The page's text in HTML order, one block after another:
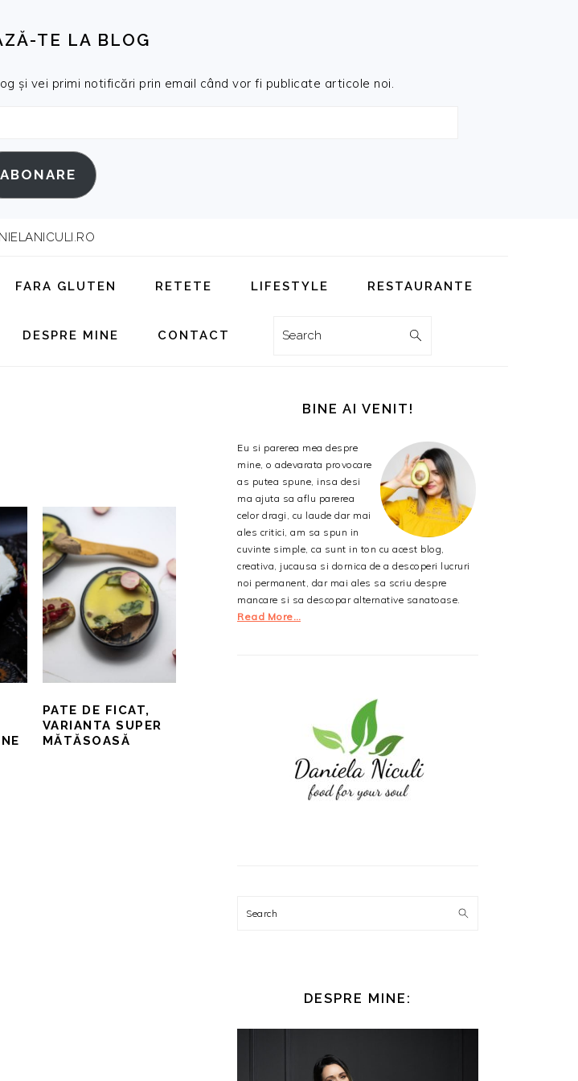
TE LA BLOG
și vei primi notificări prin email când vor fi publicate articole noi.
ABONARE
FARA GLUTEN RETETE LIFESTYLE RESTAURANTE
DESPRE MINE CONTACT Search
PATE DE FICAT,
VARIANTA SUPER
MĂTĂSOASĂ
PRINCIPALĂBINE AI VENIT!
Eu si parerea mea despre
mine, o adevarata provocare
as putea spune, insa desi
ma ajuta sa aflu parerea
celor dragi, cu laude dar mai
ales critici, am sa spun in
cuvinte simple, ca sunt in ton cu acest blog,
creativa, jucausa si dornica de a descoperi lucruri
noi permanent, dar mai ales sa scriu despre
mancare si sa descopar alternative sanatoase.
Read More…
Search
DESPRE MINE: